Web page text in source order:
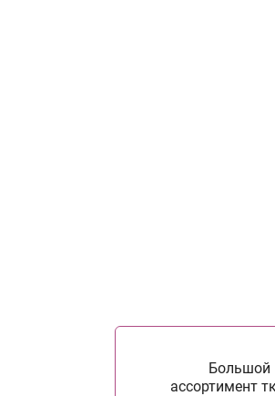
Большой
ассортимент